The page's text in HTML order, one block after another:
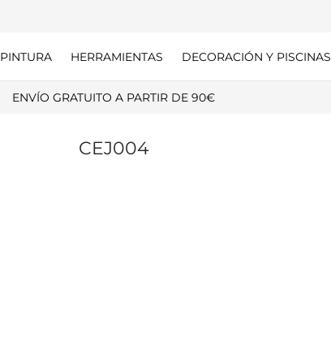
PINTURA HERRAMIENTAS DECORACIÓN Y PISCINAS
ENVÍO GRATUITO A PARTIR DE 90€
CEJ004